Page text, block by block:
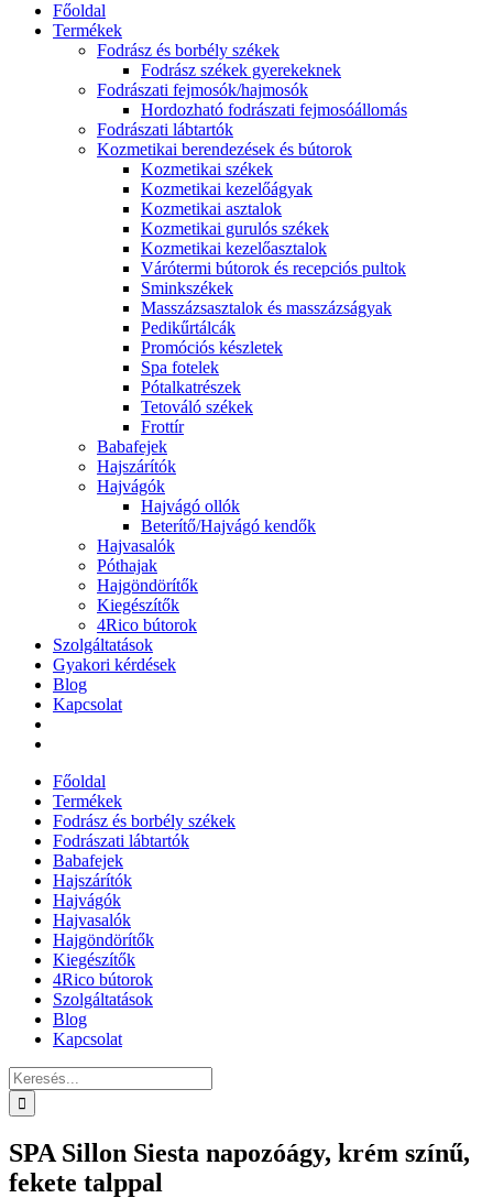
Főoldal
Termékek
Fodrász és borbély székek
Fodrász székek gyerekeknek
Fodrászati fejmosók/hajmosók
Hordozható fodrászati fejmosóállomás
Fodrászati lábtartók
Kozmetikai berendezések és bútorok
Kozmetikai székek
Kozmetikai kezelőágyak
Kozmetikai asztalok
Kozmetikai gurulós székek
Kozmetikai kezelőasztalok
Várótermi bútorok és recepciós pultok
Sminkszékek
Masszázsasztalok és masszázságyak
Pedikűrtálcák
Promóciós készletek
Spa fotelek
Pótalkatrészek
Tetováló székek
Frottír
Babafejek
Hajszárítók
Hajvágók
Hajvágó ollók
Beterítő/Hajvágó kendők
Hajvasalók
Póthajak
Hajgöndörítők
Kiegészítők
4Rico bútorok
Szolgáltatások
Gyakori kérdések
Blog
Kapcsolat
Főoldal
Termékek
Fodrász és borbély székek
Fodrászati lábtartók
Babafejek
Hajszárítók
Hajvágók
Hajvasalók
Hajgöndörítők
Kiegészítők
4Rico bútorok
Szolgáltatások
Blog
Kapcsolat
Keresés...
SPA Sillon Siesta napozóágy, krém színű,
fekete talppal